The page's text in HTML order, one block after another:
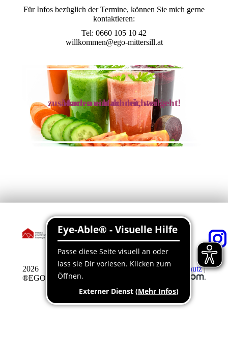
Für Infos bezüglich der Termine, können Sie mich gerne
kontaktieren:
Tel: 0660 105 10 42
willkommen@ego-mittersill.at
Mach auch du mit, weil´s zusammen einfach leichter geht!
2026
®EGO
Impressum|Datenschutz|
Barrierefreiheitserklärung